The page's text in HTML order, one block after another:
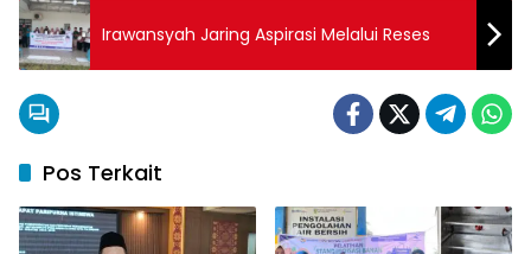
Irawansyah Jaring Aspirasi Melalui Reses
Pos Terkait